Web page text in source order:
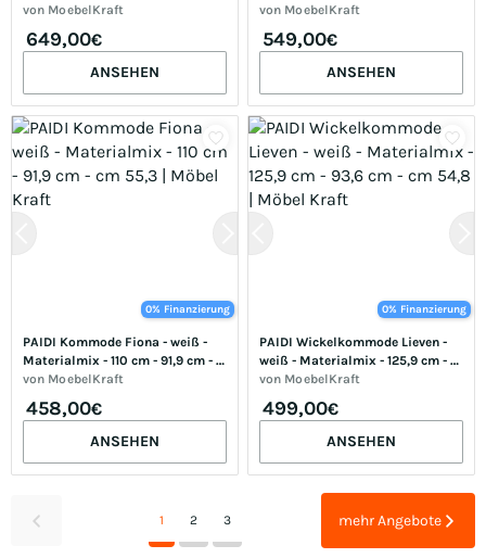
- cm 57,2 | Möbel Kraft
von MoebelKraft
649,00€
ANSEHEN
cm 55,9 | Möbel Kraft
von MoebelKraft
549,00€
ANSEHEN
0% Finanzierung
PAIDI Kommode Fiona - weiß -
Materialmix - 110 cm - 91,9 cm -
cm 55,3 | Möbel Kraft
von MoebelKraft
458,00€
ANSEHEN
0% Finanzierung
PAIDI Wickelkommode Lieven -
weiß - Materialmix - 125,9 cm -
93,6 cm - cm 54,8 | Möbel Kraft
von MoebelKraft
499,00€
ANSEHEN
1 2 3 mehr Angebote